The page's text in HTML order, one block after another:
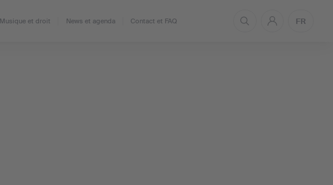
Musique et droit News et agenda Contact et FAQ FR